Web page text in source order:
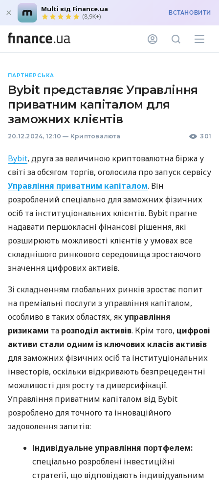
Multi від Finance.ua
(8,9K+) ВСТАНОВИТИ
ПАРТНЕРСЬКА
Bybit представляє Управління
приватним капіталом для
заможних клієнтів
20.12.2024, 12:10 — Криптовалюта 301
Bybit, друга за величиною криптовалютна біржа у
світі за обсягом торгів, оголосила про запуск сервісу
Управління приватним капіталом. Він
розроблений спеціально для заможних фізичних
осіб та інституціональних клієнтів. Bybit прагне
надавати першокласні фінансові рішення, які
розширюють можливості клієнтів у умовах все
складнішого ринкового середовища зростаючого
значення цифрових активів.
Зі складненням глобальних ринків зростає попит
на преміальні послуги з управління капіталом,
особливо в таких областях, якуправління
ризиками та розподіл активів. Крім того, цифрові
активи стали одним із ключових класів активів
для заможних фізичних осіб та інституціональних
інвесторів, оскільки відкривають безпрецедентні
можливості для росту та диверсифікації.
Управління приватним капіталом від Bybit
розроблено для точного та інноваційного
задоволення запитів:
Індивідуальне управління портфелем:
спеціально розроблені інвестиційні
стратегії, що відповідають індивідуальним